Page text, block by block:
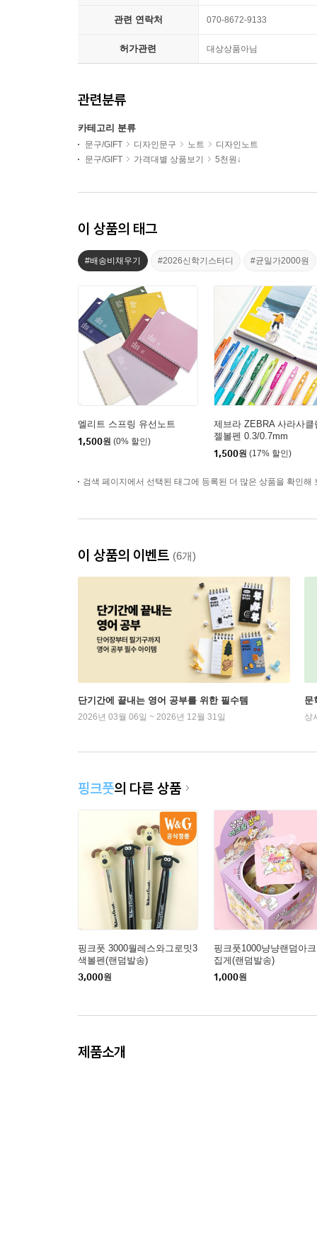
관련 연락처 070-8672-9133
허가관련 대상상품아님
관련분류
카테고리 분류
문구/GIFT 디자인문구 노트
디자인노트
문구/GIFT
가격대별 상품보기 5천원↓
이 상품의 태그
#배송비채우기 #2026신학기스터디 #균일가2000원
엘리트 스프링 유선노트
1,500원 (0% 할인)
제브라 ZEBRA 사라사클
젤볼펜 0.3/0.7mm
1,500원 (17% 할인)
검색 페이지에서 선택된 태그에 등록된 더 많은 상품을 확인해
이 상품의 이벤트 (6개)
단기간에 끝내는 영어 공부를 위한 필수템
2026년 03월 06일 ~ 2026년 12월 31일
문
상
핑크풋의 다른 상품
핑크풋 3000월레스와그로밋3
색볼펜(랜덤발송)
3,000원
핑크풋1000냥냥랜덤아
집게(랜덤발송)
1,000원
제품소개